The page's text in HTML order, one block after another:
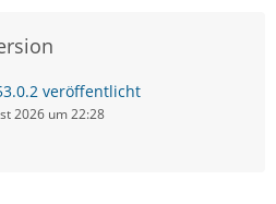
veröffentlicht
2026 um 22:28